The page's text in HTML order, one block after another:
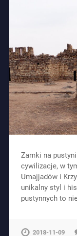
Zamki na
cywilizacje, w
Umajjadów i
unikalny styl i
pustynnych to
2018-11-09